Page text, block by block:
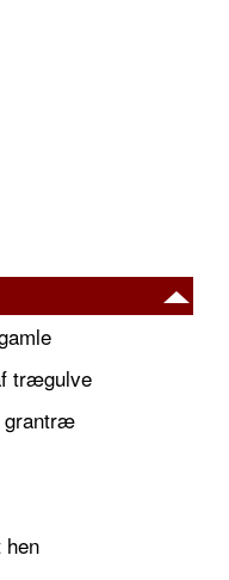
trægulve
grantræ
hen